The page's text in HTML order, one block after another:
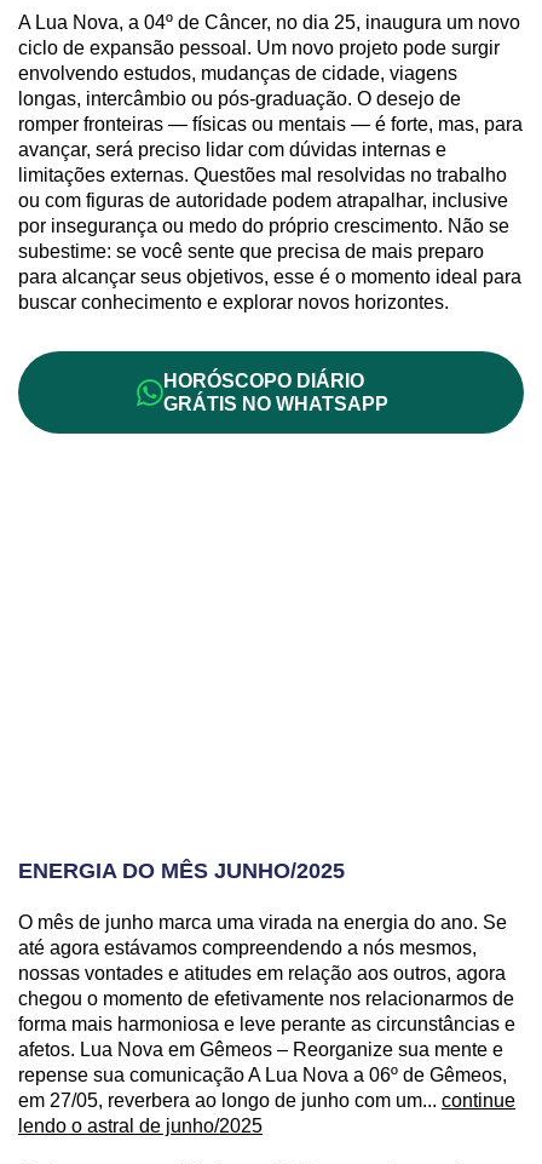
A Lua Nova, a 04º de Câncer, no dia 25, inaugura um novo
ciclo de expansão pessoal. Um novo projeto pode surgir
envolvendo estudos, mudanças de cidade, viagens
longas, intercâmbio ou pós-graduação. O desejo de
romper fronteiras — físicas ou mentais — é forte, mas, para
avançar, será preciso lidar com dúvidas internas e
limitações externas. Questões mal resolvidas no trabalho
ou com figuras de autoridade podem atrapalhar, inclusive
por insegurança ou medo do próprio crescimento. Não se
subestime: se você sente que precisa de mais preparo
para alcançar seus objetivos, esse é o momento ideal para
buscar conhecimento e explorar novos horizontes.
HORÓSCOPO DIÁRIO
GRÁTIS NO WHATSAPP
ENERGIA DO MÊS JUNHO/2025
O mês de junho marca uma virada na energia do ano. Se
até agora estávamos compreendendo a nós mesmos,
nossas vontades e atitudes em relação aos outros, agora
chegou o momento de efetivamente nos relacionarmos de
forma mais harmoniosa e leve perante as circunstâncias e
afetos. Lua Nova em Gêmeos – Reorganize sua mente e
repense sua comunicação A Lua Nova a 06º de Gêmeos,
em 27/05, reverbera ao longo de junho com um... continue
lendo o astral de junho/2025